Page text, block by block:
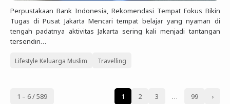
Perpustakaan Bank Indonesia, Rekomendasi Tempat Fokus Bikin
Tugas di Pusat Jakarta Mencari tempat belajar yang nyaman di
tengah padatnya aktivitas Jakarta sering kali menjadi tantangan
tersendiri…
Lifestyle Keluarga Muslim Travelling
1 – 6 / 589 1 2 3 … 99
›